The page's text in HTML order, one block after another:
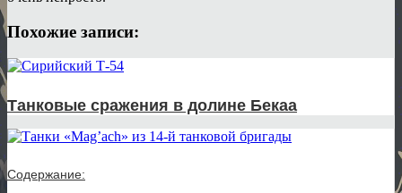
Похожие записи:
Танковые сражения в долине Бекаа
Содержание: